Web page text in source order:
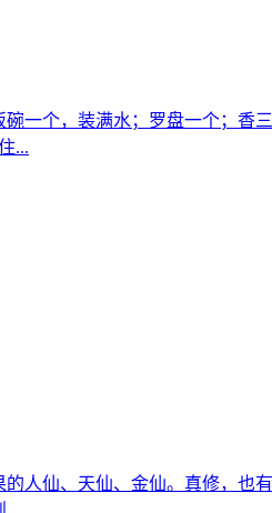
一个，装满水；罗盘一个；香
...
人仙、天仙、金仙。真修，也